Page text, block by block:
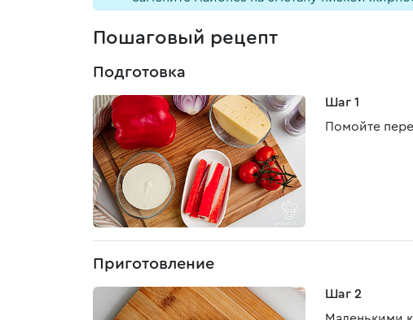
Пошаговый рецепт
Подготовка
Шаг 1
Помойте
Приготовление
Шаг 2